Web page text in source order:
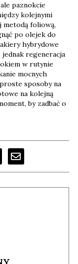
paznokcie
kolejnymi
metodą foliową,
po olejek do
hybrydowe
jednak regeneracja
w rutynie
mocnych
sposoby na
na kolejną
by zadbać o